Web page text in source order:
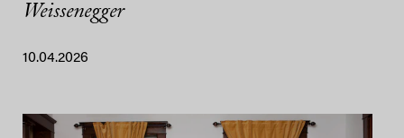
Weissenegger
10.04.2026